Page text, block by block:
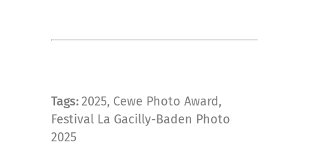
Tags: 2025, Cewe Photo Award,
Festival La Gacilly-Baden Photo
2025